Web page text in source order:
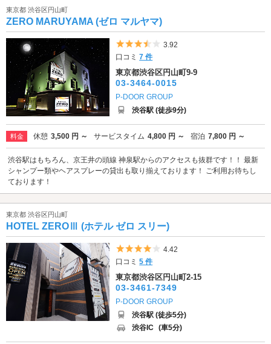
東京都 渋谷区円山町
ZERO MARUYAMA (ゼロ マルヤマ)
5つ星のうち3.5
3.92
口コミ7 件
東京都渋谷区円山町9-9
03-3464-0015
P-DOOR GROUP
渋谷駅 (徒歩9分)
料金 休憩 3,500 円 ～ サービスタイム 4,800 円 ～ 宿泊 7,800 円 ～
渋谷駅はもちろん、京王井の頭線 神泉駅からのアクセスも抜群です！！ 最新
シャンプー類やヘアスプレーの貸出も取り揃えております！ ご利用お待ちし
ております！
東京都 渋谷区円山町
HOTEL ZEROⅢ (ホテル ゼロ スリー)
5つ星のうち4
4.42
口コミ5 件
東京都渋谷区円山町2-15
03-3461-7349
P-DOOR GROUP
渋谷駅 (徒歩5分)
渋谷IC (車5分)